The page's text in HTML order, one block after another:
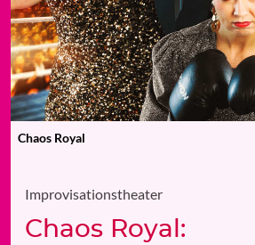
Chaos Royal
Improvisationstheater
Chaos Royal: